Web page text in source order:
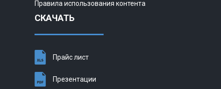
Правила использования контента
СКАЧАТЬ
Прайс лист
Презентации